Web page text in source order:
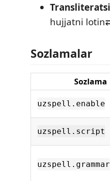
hujjatni
Sozlamalar
Sozlama
uzspell.enable
uzspell.script
uzspell.grammar